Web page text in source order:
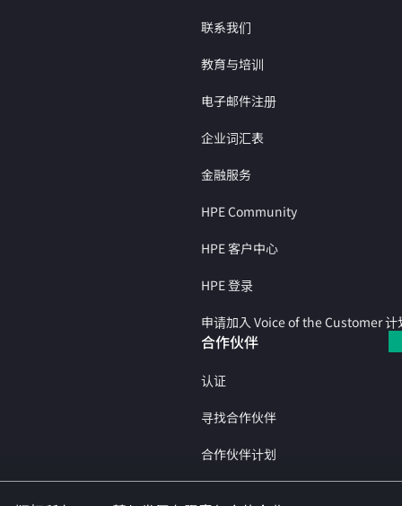
联系我们
教育与培训
电子邮件注册
企业词汇表
金融服务
HPE Community
HPE 客户中心
HPE 登录
申请加入 Voice of the Customer 计
合作伙伴
认证
寻找合作伙伴
合作伙伴计划